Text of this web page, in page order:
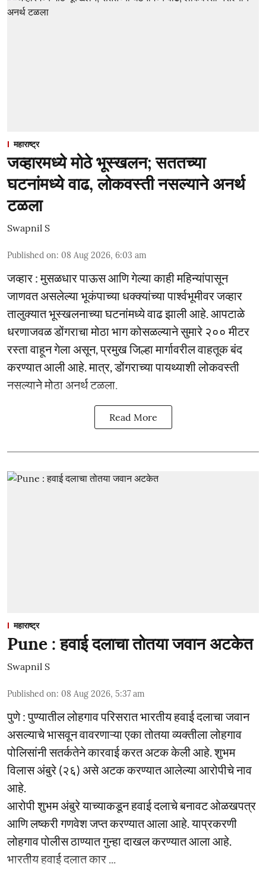
महाराष्ट्र
जव्हारमध्ये मोठे भूस्खलन; सततच्या
घटनांमध्ये वाढ, लोकवस्ती नसल्याने अनर्थ
टळला
Swapnil S
Published on: 08 Aug 2026, 6:03 am
जव्हार : मुसळधार पाऊस आणि गेल्या काही महिन्यांपासून
जाणवत असलेल्या भूकंपाच्या धक्क्यांच्या पार्श्वभूमीवर जव्हार
तालुक्यात भूस्खलनाच्या घटनांमध्ये वाढ झाली आहे. आपटाळे
धरणाजवळ डोंगराचा मोठा भाग कोसळल्याने सुमारे २०० मीटर
रस्ता वाहून गेला असून, प्रमुख जिल्हा मार्गावरील वाहतूक बंद
करण्यात आली आहे. मात्र, डोंगराच्या पायथ्याशी लोकवस्ती
नसल्याने मोठा अनर्थ टळला.
Read More
महाराष्ट्र
Pune : हवाई दलाचा तोतया जवान अटकेत
Swapnil S
Published on: 08 Aug 2026, 5:37 am
पुणे : पुण्यातील लोहगाव परिसरात भारतीय हवाई दलाचा जवान
असल्याचे भासवून वावरणाऱ्या एका तोतया व्यक्तीला लोहगाव
पोलिसांनी सतर्कतेने कारवाई करत अटक केली आहे. शुभम
विलास अंबुरे (२६) असे अटक करण्यात आलेल्या आरोपीचे नाव
आहे.
आरोपी शुभम अंबुरे याच्याकडून हवाई दलाचे बनावट ओळखपत्र
आणि लष्करी गणवेश जप्त करण्यात आला आहे. याप्रकरणी
लोहगाव पोलीस ठाण्यात गुन्हा दाखल करण्यात आला आहे.
भारतीय हवाई दलात कार ...